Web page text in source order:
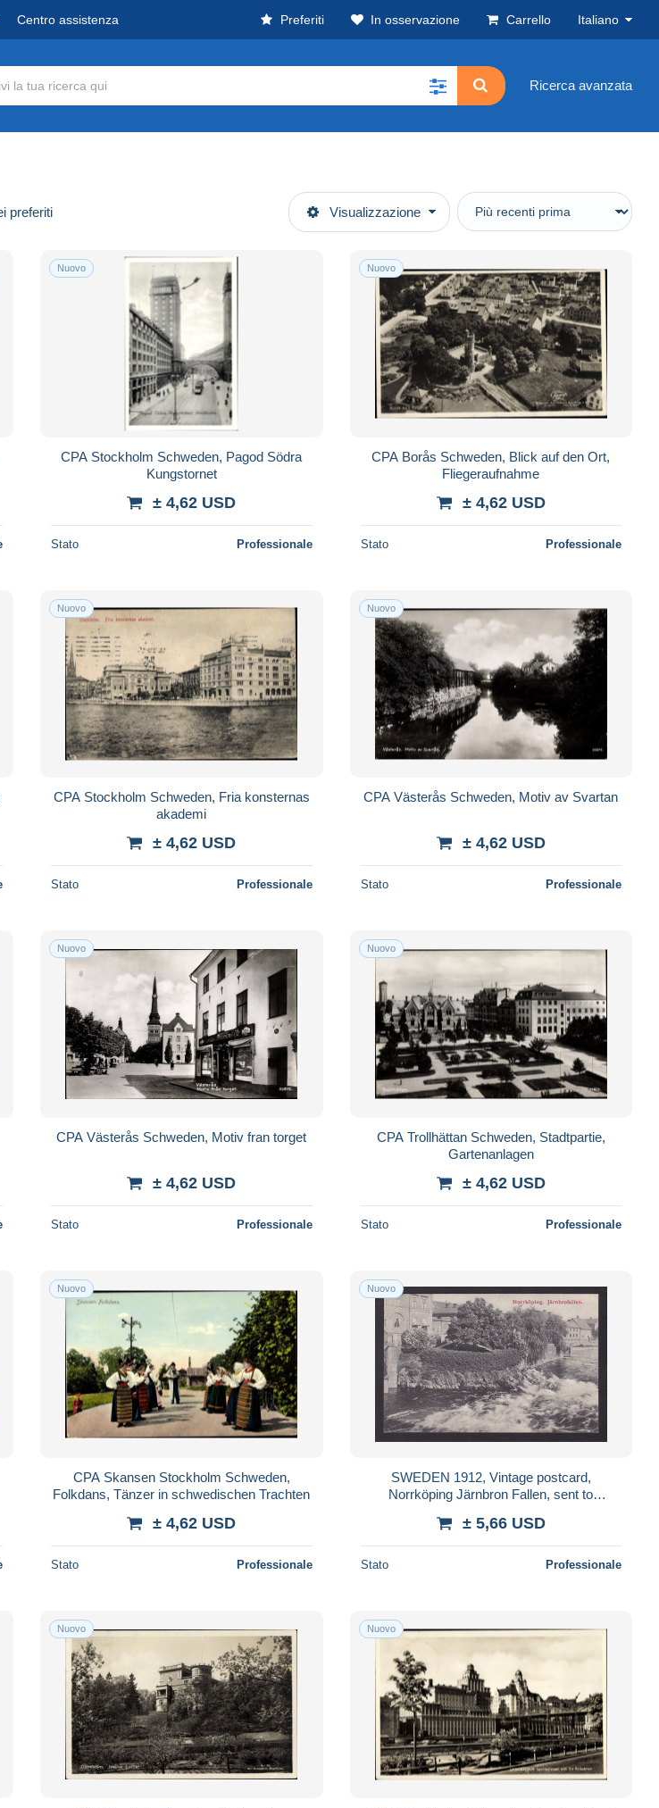
Centro assistenza Preferiti In osservazione Carrello Italiano
Ricerca avanzata
preferiti Visualizzazione
Nuovo
CPA Stockholm Schweden, Pagod Södra
Kungstornet
± 4,62 USD
Stato Professionale
Nuovo
CPA Borås Schweden, Blick auf den Ort,
Fliegeraufnahme
± 4,62 USD
Stato Professionale
Nuovo
CPA Stockholm Schweden, Fria konsternas
akademi
± 4,62 USD
Stato Professionale
Nuovo
CPA Västerås Schweden, Motiv av Svartan
± 4,62 USD
Stato Professionale
Nuovo
CPA Västerås Schweden, Motiv fran torget
± 4,62 USD
Stato Professionale
Nuovo
CPA Trollhättan Schweden, Stadtpartie,
Gartenanlagen
± 4,62 USD
Stato Professionale
Nuovo
CPA Skansen Stockholm Schweden,
Folkdans, Tänzer in schwedischen Trachten
± 4,62 USD
Stato Professionale
Nuovo
SWEDEN 1912, Vintage postcard,
Norrköping Järnbron Fallen, sent to
± 5,66 USD
Stato Professionale
Nuovo Nuovo